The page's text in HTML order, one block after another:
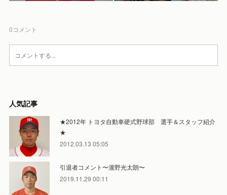
0コメント
人気記事
★2012年 トヨタ自動車硬式野球部 選手＆スタッフ紹介
★
2012.03.13 05:05
引退者コメント〜瀧野光太朗〜
2019.11.29 00:11